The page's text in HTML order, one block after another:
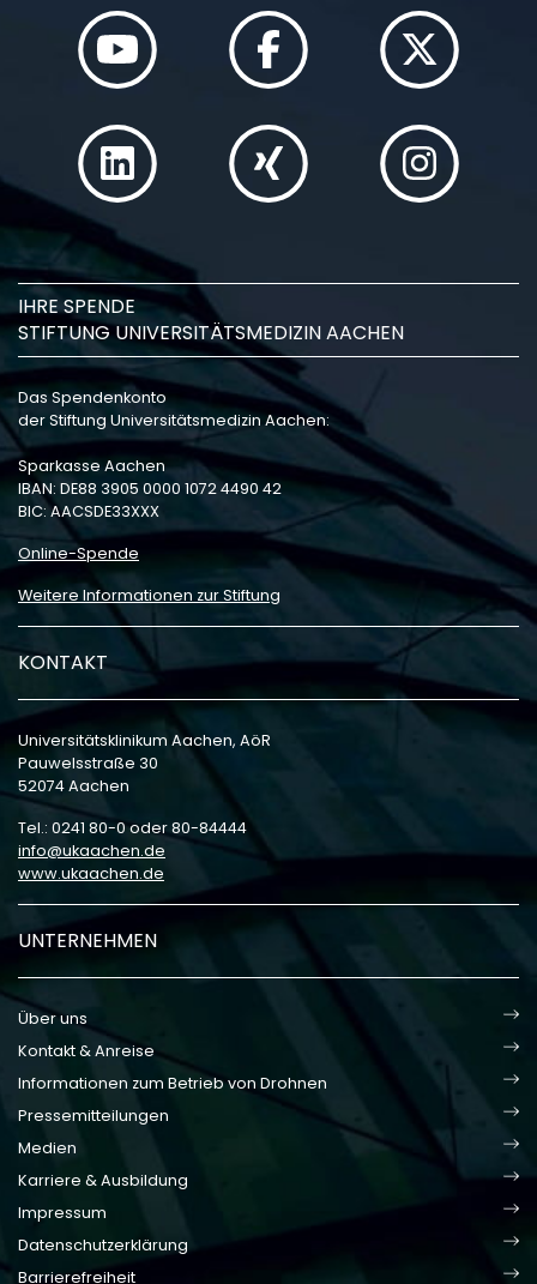
IHRE SPENDE
STIFTUNG UNIVERSITÄTSMEDIZIN AACHEN
Das Spendenkonto
der Stiftung Universitätsmedizin Aachen:
Sparkasse Aachen
IBAN: DE88 3905 0000 1072 4490 42
BIC: AACSDE33XXX
Online-Spende
Weitere Informationen zur Stiftung
KONTAKT
Universitätsklinikum Aachen, AöR
Pauwelsstraße 30
52074 Aachen
Tel.: 0241 80-0 oder 80-84444
info
ukaachen de
www.ukaachen.de
UNTERNEHMEN
Über uns
Kontakt & Anreise
Informationen zum Betrieb von Drohnen
Pressemitteilungen
Medien
Karriere & Ausbildung
Impressum
Datenschutzerklärung
Barrierefreiheit